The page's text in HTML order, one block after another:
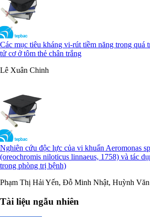
Các mục tiêu kháng vi-rút tiềm năng trong quá
tử cơ ở tôm thẻ chân trắng
Lê Xuân Chinh
Nghiên cứu độc lực của vi khuẩn Aeromonas
(oreochromis niloticus linnaeus, 1758) và tác
trong phòng trị bệnh)
Phạm Thị Hải Yến, Đỗ Minh Nhật, Huỳnh
Tài liệu ngẫu nhiên